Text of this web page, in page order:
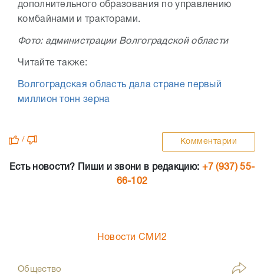
дополнительного образования по управлению
комбайнами и тракторами.
Фото: администрации Волгоградской области
Читайте также:
Волгоградская область дала стране первый
миллион тонн зерна
/ Комментарии
Есть новости? Пиши и звони в редакцию: +7 (937) 55-
66-102
Новости СМИ2
Общество